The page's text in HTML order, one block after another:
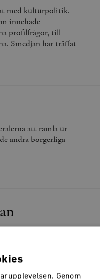
med kulturpolitik.
innehade
profilfrågor, till
Smedjan har träffat
att ramla ur
andra borgerliga
för att låta
Genom